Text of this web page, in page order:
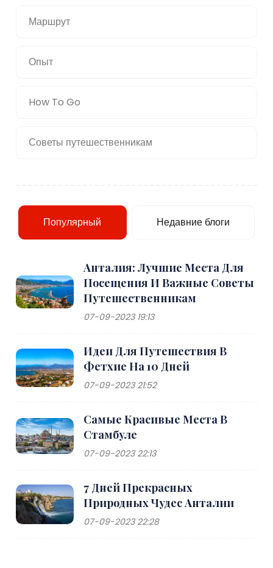
Маршрут
Опыт
How To Go
Советы путешественникам
Популярный Недавние блоги
Анталия: Лучшие Места Для
Посещения И Важные Советы
Путешественникам
07-09-2023 19:13
Идеи Для Путешествия В
Фетхие На 10 Дней
07-09-2023 21:52
Самые Красивые Места В
Стамбуле
07-09-2023 22:13
7 Дней Прекрасных
Природных Чудес Анталии
07-09-2023 22:28